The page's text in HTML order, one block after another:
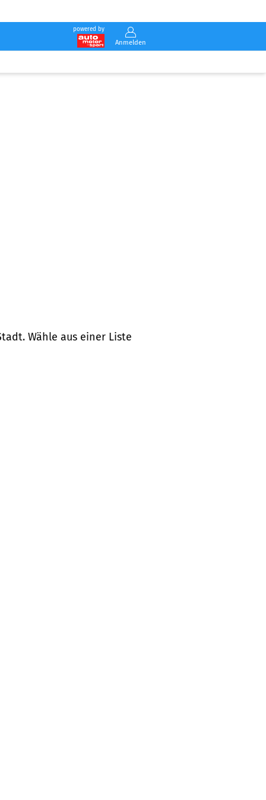
powered by
Anmelden
Wähle aus einer Liste